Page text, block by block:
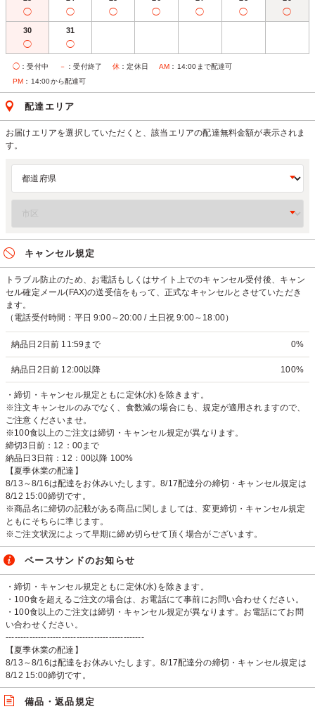
◯ ◯ ◯ ◯ ◯ ◯ ◯
30
◯
31
◯
◯ ：受付中 － ：受付終了 休 ：定休日 AM ：14:00まで配達可
PM ：14:00から配達可
配達エリア
お届けエリアを選択していただくと、該当エリアの配達無料金額が表示されま
す。
キャンセル規定
トラブル防止のため、お電話もしくはサイト上でのキャンセル受付後、キャン
セル確定メール(FAX)の送受信をもって、正式なキャンセルとさせていただき
ます。
（電話受付時間：平日 9:00～20:00 / 土日祝 9:00～18:00）
納品日2日前 11:59まで 0%
納品日2日前 12:00以降 100%
・締切・キャンセル規定ともに定休(水)を除きます。
※注文キャンセルのみでなく、食数減の場合にも、規定が適用されますので、
ご注意くださいませ。
※100食以上のご注文は締切・キャンセル規定が異なります。
締切3日前：12：00まで
納品日3日前：12：00以降 100%
【夏季休業の配達】
8/13～8/16は配達をお休みいたします。8/17配達分の締切・キャンセル規定は
8/12 15:00締切です。
※商品名に締切の記載がある商品に関しましては、変更締切・キャンセル規定
ともにそちらに準じます。
※ご注文状況によって早期に締め切らせて頂く場合がございます。
ベースサンドのお知らせ
・締切・キャンセル規定ともに定休(水)を除きます。
・100食を超えるご注文の場合は、お電話にて事前にお問い合わせください。
・100食以上のご注文は締切・キャンセル規定が異なります。お電話にてお問
い合わせください。
-----------------------------------------------
【夏季休業の配達】
8/13～8/16は配達をお休みいたします。8/17配達分の締切・キャンセル規定は
8/12 15:00締切です。
備品・返品規定